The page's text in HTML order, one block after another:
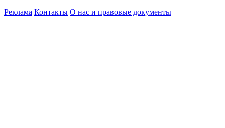
Реклама Контакты О нас и правовые документы